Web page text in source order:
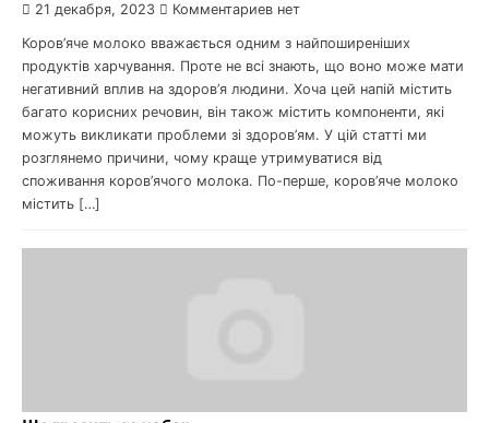
21 декабря, 2023 Комментариев нет
Коров’яче молоко вважається одним з найпоширеніших
продуктів харчування. Проте не всі знають, що воно може мати
негативний вплив на здоров’я людини. Хоча цей напій містить
багато корисних речовин, він також містить компоненти, які
можуть викликати проблеми зі здоров’ям. У цій статті ми
розглянемо причини, чому краще утримуватися від
споживання коров’ячого молока. По-перше, коров’яче молоко
містить […]